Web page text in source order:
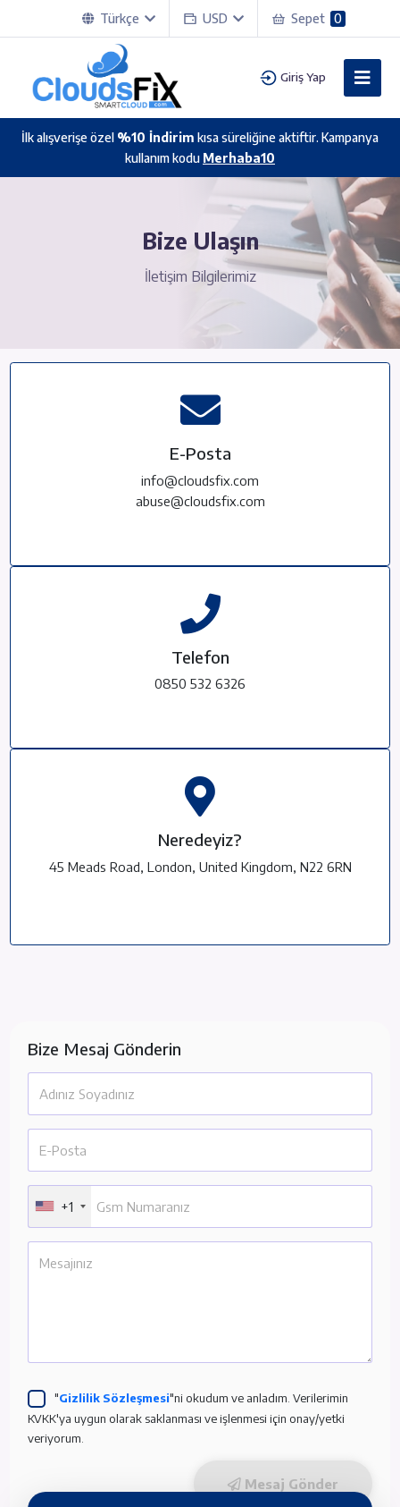
Türkçe USD Sepet 0
Giriş Yap
İlk alışverişe özel %10 İndirim kısa süreliğine aktiftir. Kampanya
kullanım kodu Merhaba10
Bize Ulaşın
İletişim Bilgilerimiz
E-Posta
info@cloudsfix.com
abuse@cloudsfix.com
Telefon
0850 532 6326
Neredeyiz?
45 Meads Road, London, United Kingdom, N22 6RN
Bize Mesaj Gönderin
+1
"Gizlilik Sözleşmesi"ni okudum ve anladım. Verilerimin
KVKK'ya uygun olarak saklanması ve işlenmesi için onay/yetki
veriyorum.
Mesaj Gönder